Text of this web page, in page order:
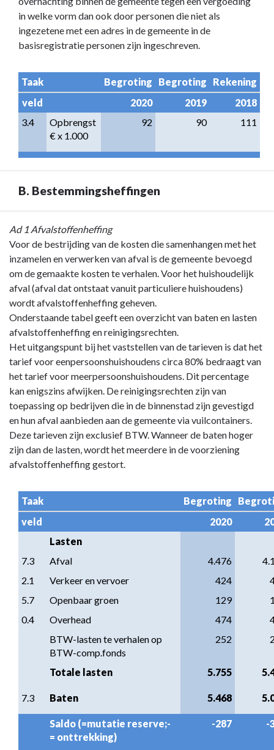
in welke vorm dan ook door personen die niet als
ingezetene met een adres in de gemeente in de
basisregistratie personen zijn ingeschreven.
Taak Begroting Begroting
Rekening
veld
2020 2019
2018
3.4
Opbrengst
€ x 1.000
92 90 111
B. Bestemmingsheffingen
Terug
naar
navigatie
Paragraaf
Lokale
heffingen
Bestemmingsheffingen
Ad 1 Afvalstoffenheffing
Voor de bestrijding van de kosten die samenhangen met het
inzamelen en verwerken van afval is de gemeente bevoegd
om de gemaakte kosten te verhalen. Voor het huishoudelijk
afval (afval dat ontstaat vanuit particuliere huishoudens)
wordt afvalstoffenheffing geheven.
Onderstaande tabel geeft een overzicht van baten en lasten
afvalstoffenheffing en reinigingsrechten.
Het uitgangspunt bij het vaststellen van de tarieven is dat het
tarief voor eenpersoonshuishoudens circa 80% bedraagt van
het tarief voor meerpersoonshuishoudens. Dit percentage
kan enigszins afwijken. De reinigingsrechten zijn van
toepassing op bedrijven die in de binnenstad zijn gevestigd
en hun afval aanbieden aan de gemeente via vuilcontainers.
Deze tarieven zijn exclusief BTW. Wanneer de baten hoger
zijn dan de lasten, wordt het meerdere in de voorziening
afvalstoffenheffing gestort.
Taak Begroting
veld
2020
Lasten
7.3
Afval 4.476
2.1
Verkeer en vervoer 424
5.7
Openbaar groen 129
0.4
Overhead 474
BTW-lasten te verhalen op
BTW-comp.fonds
252
Totale lasten 5.755
7.3 Baten 5.468
Saldo (=mutatie reserve;-
= onttrekking)
-287 -